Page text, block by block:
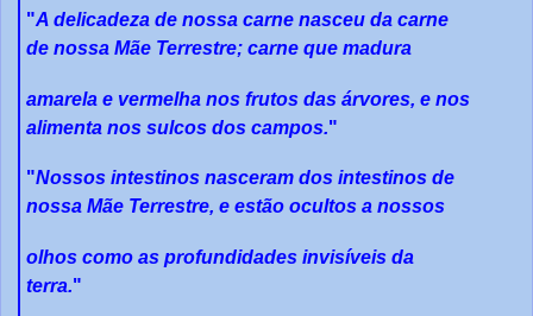
"A delicadeza de nossa carne nasceu da carne
de nossa Mãe Terrestre; carne que madura
amarela e vermelha nos frutos das árvores, e nos
alimenta nos sulcos dos campos."
"Nossos intestinos nasceram dos intestinos de
nossa Mãe Terrestre, e estão ocultos a nossos
olhos como as profundidades invisíveis da
terra."